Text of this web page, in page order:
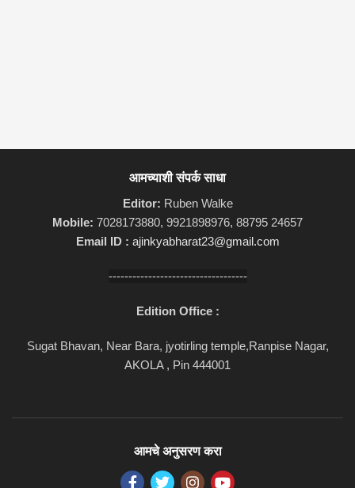
आमच्याशी संपर्क साधा
Editor: Ruben Walke
Mobile: 7028173880, 9921898976, 88795 24657
Email ID : ajinkyabharat23@gmail.com
-----------------------------------
Edition Office :
Sugat Bhavan, Near Bara, jyotirling temple,Ranpise Nagar,
AKOLA , Pin 444001
आमचे अनुसरण करा